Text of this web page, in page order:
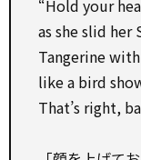
“Hold your
as she slid her
Tangerine
like a bird
That’s right,